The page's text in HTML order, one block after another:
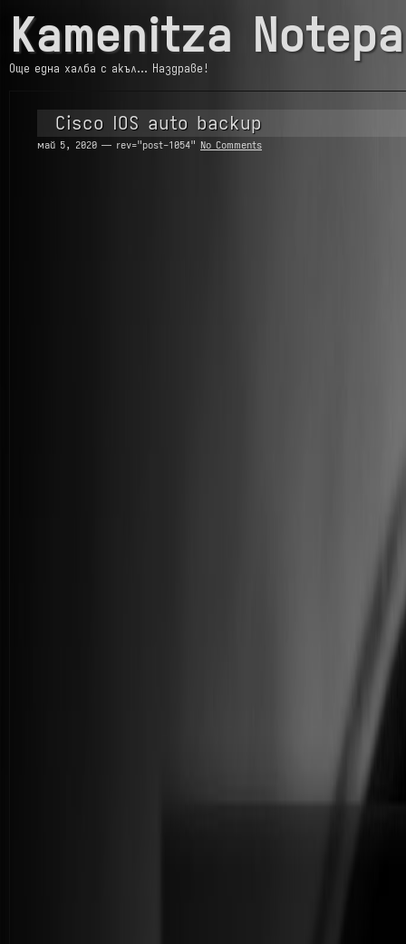
Kamenitza
Още една халба с акъл… Наздраве!
Cisco IOS auto backup
май 5, 2020 — rev="post-1054" No Comments